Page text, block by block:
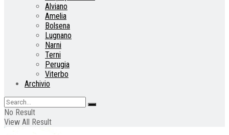
Alviano
Amelia
Bolsena
Lugnano
Narni
Terni
Perugia
Viterbo
Archivio
No Result
View All Result